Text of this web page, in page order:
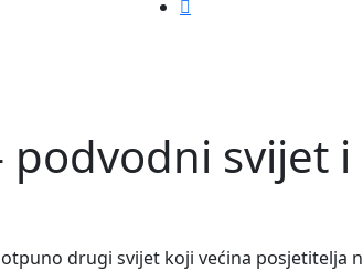
podvodni svijet i
drugi svijet koji većina posjetitelja